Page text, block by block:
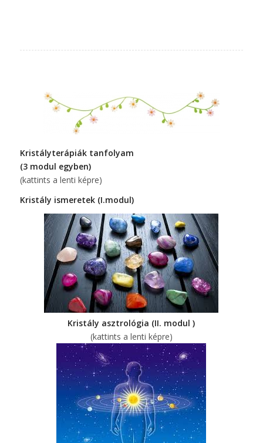
Kristályterápiák tanfolyam
(3 modul egyben)
(kattints a lenti képre)
Kristály ismeretek (I.modul)
Kristály asztrológia (II. modul )
(kattints a lenti képre)